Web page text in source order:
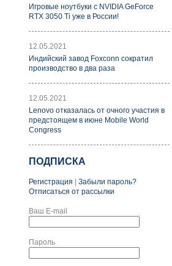
Игровые ноутбуки с NVIDIA GeForce
RTX 3050 Ti уже в России!
12.05.2021
Индийский завод Foxconn сократил
производство в два раза
12.05.2021
Lenovo отказалась от очного участия в
предстоящем в июне Mobile World
Congress
ПОДПИСКА
Регистрация
Забыли пароль?
Отписаться от рассылки
Ваш E-mail
Пароль